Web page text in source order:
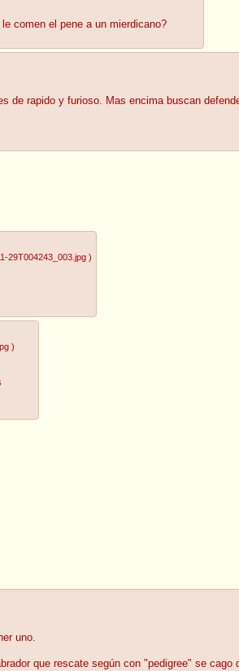
comen el pene a un mierdicano?
de rapido y furioso. Mas encima buscan
29T004243_003.jpg )
)
uno.
que rescate según con "pedigree" se